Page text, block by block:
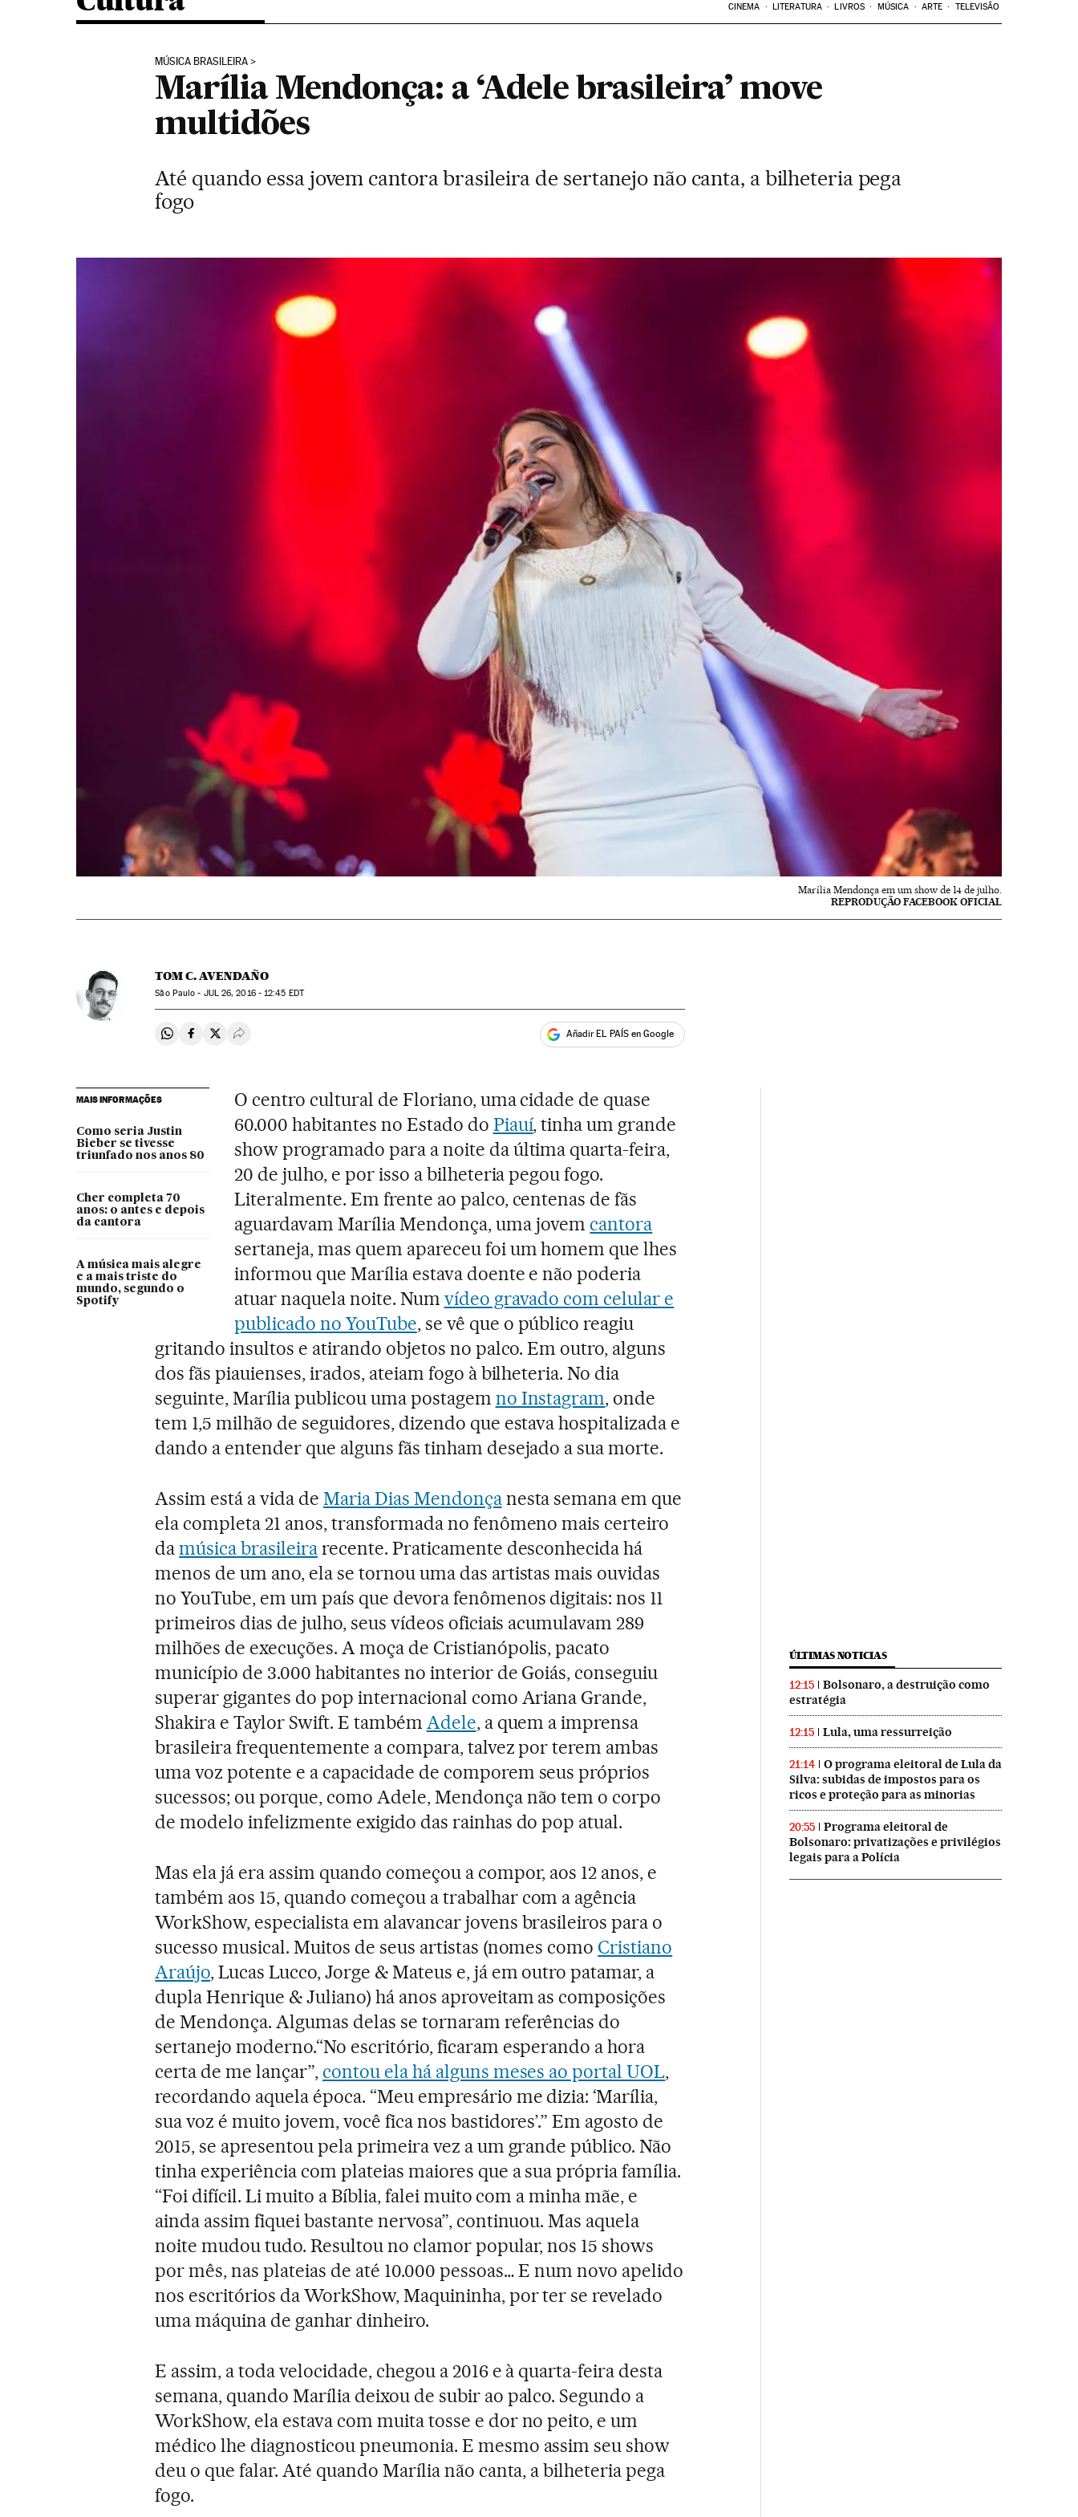
CINEMA LITERATURA LIVROS MÚSICA ARTE TELEVISÃO
MÚSICA BRASILEIRA
Marília Mendonça: a ‘Adele brasileira’ move
multidões
Até quando essa jovem cantora brasileira de sertanejo não canta, a bilheteria pega
fogo
Marília Mendonça em um show de 14 de julho.
REPRODUÇÃO FACEBOOK OFICIAL
TOM C. AVENDAÑO
São Paulo - JUL26, 2016 - 12:45 EDT
Compartir en Whatsapp
Compartir en Facebook
Compartir en Twitter
Desplegar Redes Sociales Añadir EL PAÍS en Google
MAIS INFORMAÇÕES
Como seria Justin
Bieber se tivesse
triunfado nos anos 80
Cher completa 70
anos: o antes e depois
da cantora
A música mais alegre
e a mais triste do
mundo, segundo o
Spotify
O centro cultural de Floriano, uma cidade de quase
60.000 habitantes no Estado do Piauí, tinha um grande
show programado para a noite da última quarta-feira,
20 de julho, e por isso a bilheteria pegou fogo.
Literalmente. Em frente ao palco, centenas de fãs
aguardavam Marília Mendonça, uma jovem cantora
sertaneja, mas quem apareceu foi um homem que lhes
informou que Marília estava doente e não poderia
atuar naquela noite. Num vídeo gravado com celular e
publicado no YouTube, se vê que o público reagiu
gritando insultos e atirando objetos no palco. Em outro, alguns
dos fãs piauienses, irados, ateiam fogo à bilheteria. No dia
seguinte, Marília publicou uma postagem no Instagram, onde
tem 1,5 milhão de seguidores, dizendo que estava hospitalizada e
dando a entender que alguns fãs tinham desejado a sua morte.
Assim está a vida de Maria Dias Mendonçanesta semana em que
ela completa 21 anos, transformada no fenômeno mais certeiro
damúsica brasileirarecente. Praticamente desconhecida há
menos de um ano, ela se tornou uma das artistas mais ouvidas
no YouTube, em um país que devora fenômenos digitais: nos 11
primeiros dias de julho, seus vídeos oficiais acumulavam 289
milhões de execuções. A moça de Cristianópolis, pacato
município de 3.000 habitantes no interior de Goiás, conseguiu
superar gigantes do pop internacional como Ariana Grande,
Shakira e Taylor Swift. E também Adele, a quem a imprensa
brasileira frequentemente a compara, talvez por terem ambas
uma voz potente e a capacidade de comporem seus próprios
sucessos; ou porque, como Adele, Mendonça não tem o corpo
de modelo infelizmente exigido das rainhas do pop atual.
Mas ela já era assim quando começou a compor, aos 12 anos, e
também aos 15, quando começou a trabalhar com a agência
WorkShow, especialista em alavancar jovens brasileiros para o
sucesso musical. Muitos de seus artistas (nomes como Cristiano
Araújo, Lucas Lucco, Jorge & Mateus e, já em outro patamar, a
dupla Henrique & Juliano) há anos aproveitam as composições
de Mendonça. Algumas delas se tornaram referências do
sertanejo moderno.“No escritório, ficaram esperando a hora
certa de me lançar”, contou ela há alguns meses ao portal UOL,
recordando aquela época. “Meu empresário me dizia: ‘Marília,
sua voz é muito jovem, você fica nos bastidores’.” Em agosto de
2015, se apresentou pela primeira vez a um grande público. Não
tinha experiência com plateias maiores que a sua própria família.
“Foi difícil. Li muito a Bíblia, falei muito com a minha mãe, e
ainda assim fiquei bastante nervosa”, continuou. Mas aquela
noite mudou tudo. Resultou no clamor popular, nos 15 shows
por mês, nas plateias de até 10.000 pessoas… E num novo apelido
nos escritórios da WorkShow, Maquininha, por ter se revelado
uma máquina de ganhar dinheiro.
E assim, a toda velocidade, chegou a 2016 e à quarta-feira desta
semana, quando Marília deixou de subir ao palco. Segundo a
WorkShow, ela estava com muita tosse e dor no peito, e um
médico lhe diagnosticou pneumonia. E mesmo assim seu show
deu o que falar. Até quando Marília não canta, a bilheteria pega
fogo.
ÚLTIMAS NOTICIAS
12:15
Bolsonaro, a destruição como
estratégia
12:15 Lula, uma ressurreição
21:14
O programa eleitoral de Lula da
Silva: subidas de impostos para os
ricos e proteção para as minorias
20:55
Programa eleitoral de
Bolsonaro: privatizações e privilégios
legais para a Polícia